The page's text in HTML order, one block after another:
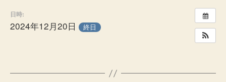
日時:
2024年12月20日 終日